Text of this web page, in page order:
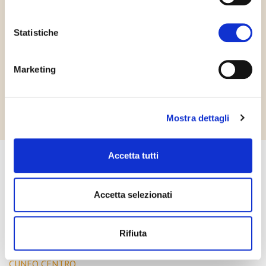
Statistiche
Marketing
Mostra dettagli
Accetta tutti
Accetta selezionati
Rifiuta
Dove siamo
CUNEO CENTRO